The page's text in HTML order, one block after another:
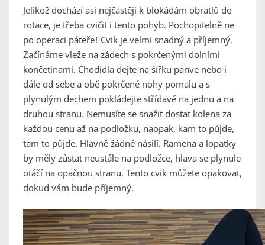
Jelikož dochází asi nejčastěji k blokádám obratlů do
rotace, je třeba cvičit i tento pohyb. Pochopitelně ne
po operaci páteře! Cvik je velmi snadný a příjemný.
Začínáme vleže na zádech s pokrčenými dolními
končetinami. Chodidla dejte na šířku pánve nebo i
dále od sebe a obě pokrčené nohy pomalu a s
plynulým dechem pokládejte střídavě na jednu a na
druhou stranu. Nemusíte se snažit dostat kolena za
každou cenu až na podložku, naopak, kam to půjde,
tam to půjde. Hlavně žádné násilí. Ramena a lopatky
by měly zůstat neustále na podložce, hlava se plynule
otáčí na opačnou stranu. Tento cvik můžete opakovat,
dokud vám bude příjemný.